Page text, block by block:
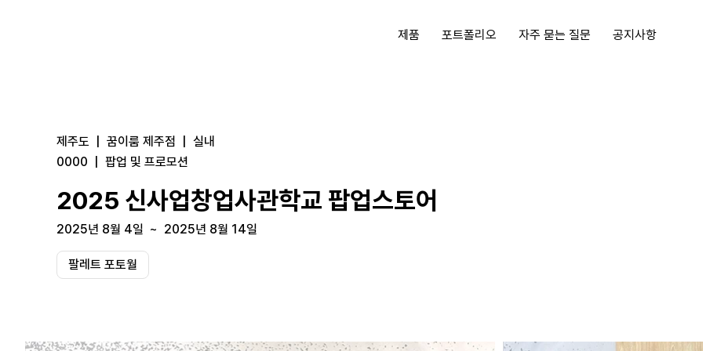
제품 포트폴리오 자주 묻는 질문 공지사항
제주도 꿈이룸 제주점
실내
0000
팝업 및 프로모션
2025 신사업창업사관학교 팝업스토어
2025년 8월 4일 ~ 2025년 8월 14일
팔레트 포토월